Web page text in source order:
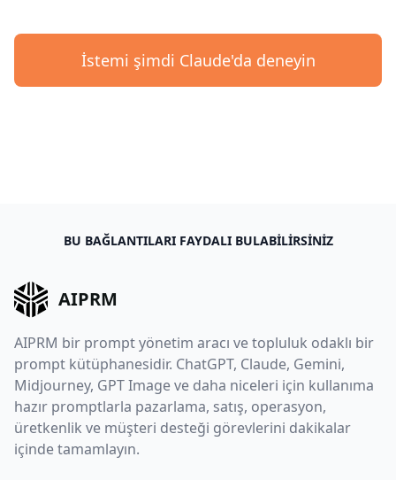
İstemi şimdi Claude'da deneyin
BU BAĞLANTILARI FAYDALI BULABILIRSINIZ
AIPRM
AIPRM bir prompt yönetim aracı ve topluluk odaklı bir
prompt kütüphanesidir. ChatGPT, Claude, Gemini,
Midjourney, GPT Image ve daha niceleri için kullanıma
hazır promptlarla pazarlama, satış, operasyon,
üretkenlik ve müşteri desteği görevlerini dakikalar
içinde tamamlayın.